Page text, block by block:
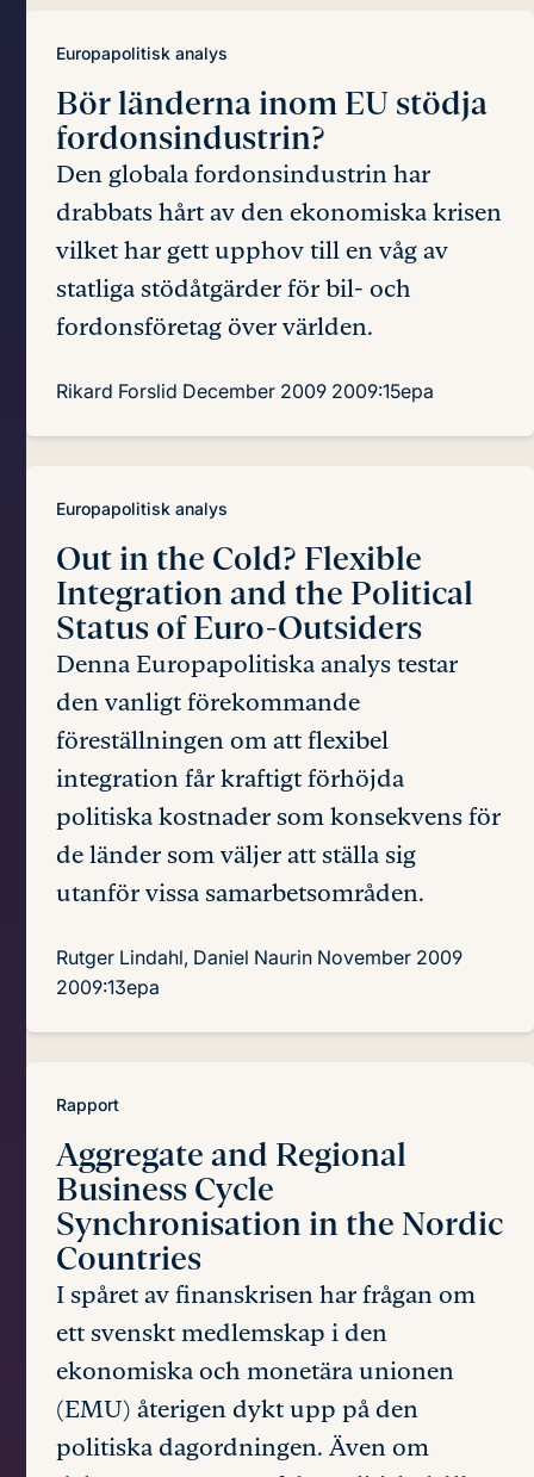
Europapolitisk analys
Bör länderna inom EU stödja
fordonsindustrin?
Den globala fordonsindustrin har
drabbats hårt av den ekonomiska krisen
vilket har gett upphov till en våg av
statliga stödåtgärder för bil- och
fordonsföretag över världen.
Rikard Forslid December 2009 2009:15epa
Europapolitisk analys
Out in the Cold? Flexible
Integration and the Political
Status of Euro-Outsiders
Denna Europapolitiska analys testar
den vanligt förekommande
föreställningen om att flexibel
integration får kraftigt förhöjda
politiska kostnader som konsekvens för
de länder som väljer att ställa sig
utanför vissa samarbetsområden.
Rutger Lindahl, Daniel Naurin November 2009
2009:13epa
Rapport
Aggregate and Regional
Business Cycle
Synchronisation in the Nordic
Countries
I spåret av finanskrisen har frågan om
ett svenskt medlemskap i den
ekonomiska och monetära unionen
(EMU) återigen dykt upp på den
politiska dagordningen. Även om